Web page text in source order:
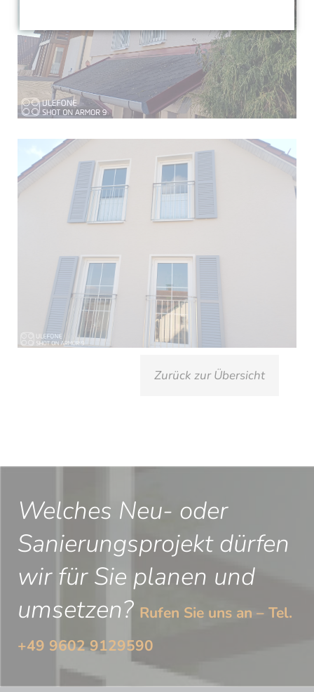
Zurück zur Übersicht
Welches Neu- oder
Sanierungsprojekt dürfen
wir für Sie planen und
umsetzen? Rufen Sie uns an – Tel.
+49 9602 9129590